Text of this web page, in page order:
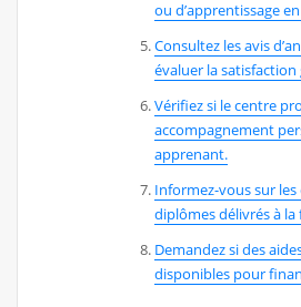
ou d’apprentissage
Consultez les avis
évaluer la satisfaction
Vérifiez si le centre
accompagnement
apprenant.
Informez-vous sur
diplômes délivrés à
Demandez si des
disponibles pour